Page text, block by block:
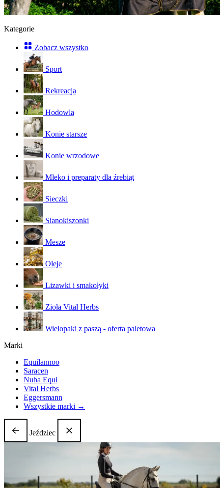
Kategorie
Zobacz wszystko
Sport
Rekreacja
Hodowla
Konie starsze
Konie wrzodowe
Mleko i preparaty dla źrebiąt
Sieczki
Sianokiszonki
Mesze
Oleje
Lizawki i smakołyki
Zioła Vital Herbs
Wielopaki z paszą - oferta paletowa
Marki
Equilannoo
Saracen
Nuba Equi
Vital Herbs
Eggersmann
Wszystkie marki →
Jeździec